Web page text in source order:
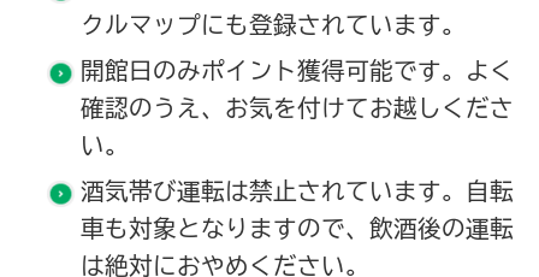
クルマップにも登録されています。
開館日のみポイント獲得可能です。よく
確認のうえ、お気を付けてお越しくださ
い。
酒気帯び運転は禁止されています。自転
車も対象となりますので、飲酒後の運転
は絶対におやめください。